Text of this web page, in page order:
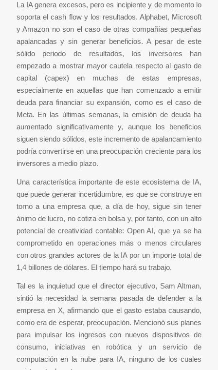
La IA genera excesos, pero es incipiente y de momento lo
soporta el cash flow y los resultados. Alphabet, Microsoft
y Amazon no son el caso de otras compañías pequeñas
apalancadas y sin generar beneficios. A pesar de este
sólido periodo de resultados, los inversores han
empezado a mostrar mayor cautela respecto al gasto de
capital (capex) en muchas de estas empresas,
especialmente en aquellas que han comenzado a emitir
deuda para financiar su expansión, como es el caso de
Meta. En las últimas semanas, la emisión de deuda ha
aumentado significativamente y, aunque los beneficios
siguen siendo sólidos, este incremento de apalancamiento
podría convertirse en una preocupación creciente para los
inversores a medio plazo.
Una característica importante de este ecosistema de IA,
que puede generar incertidumbre, es que se construye en
torno a una empresa que, a día de hoy, sigue sin tener
ánimo de lucro, no cotiza en bolsa y, por tanto, con un alto
potencial de creatividad contable: Open AI, que ya se ha
comprometido en operaciones más o menos circulares
con otros grandes actores de la IA por un importe total de
1,4 billones de dólares. El tiempo hará su trabajo.
Tal es la inquietud que el director ejecutivo, Sam Altman,
sintió la necesidad la semana pasada de defender a la
empresa en X, afirmando que el gasto estaba causando,
como era de esperar, preocupación. Mencionó sus planes
para impulsar los ingresos con nuevos dispositivos de
consumo, iniciativas en robótica y un servicio de
computación en la nube para IA, ninguno de los cuales